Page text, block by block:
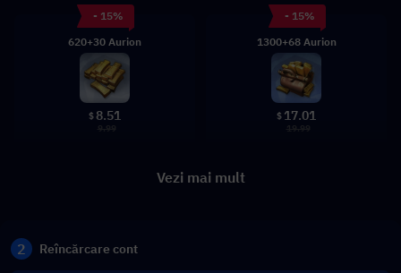
- 15%
620+30 Aurion
$ 8.51
- 15%
1300+68 Aurion
$ 17.01
19.99
Vezi mai mult
2 Reîncărcare cont